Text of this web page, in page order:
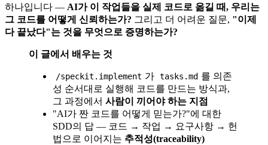
하나입니다 — AI가 이 작업들을 실제 코드로 옮길 때, 우리는
그 코드를 어떻게 신뢰하는가? 그리고 더 어려운 질문, "이제
다 끝났다"는 것을 무엇으로 증명하는가?
이 글에서 배우는 것
/speckit.implement 가 tasks.md 를 의존
성 순서대로 실행해 코드를 만드는 방식과,
그 과정에서 사람이 끼어야 하는 지점
"AI가 짠 코드를 어떻게 믿는가?"에 대한
SDD의 답 — 코드 → 작업 → 요구사항 → 헌
법으로 이어지는 추적성(traceability)